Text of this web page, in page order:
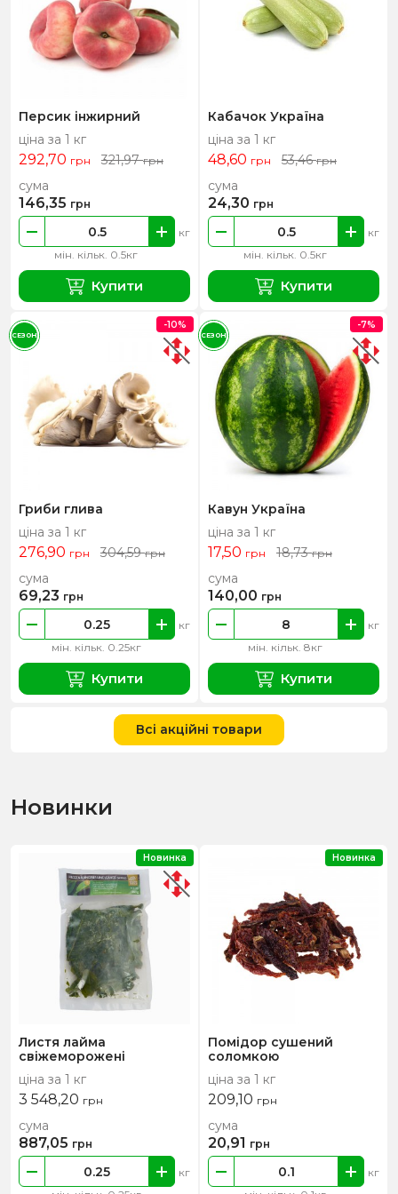
Персик інжирний
ціна за 1 кг
292,70 грн 321,97грн
мін. кільк. 0.5кг
кг
сума
146,35 грн
Купити
Кабачок Україна
ціна за 1 кг
48,60 грн 53,46грн
мін. кільк. 0.5кг
кг
сума
24,30 грн
Купити
Гриби глива
ціна за 1 кг
276,90 грн 304,59грн
мін. кільк. 0.25кг
кг
сума
69,23 грн
Купити
-10%
СЕЗОН
Кавун Україна
ціна за 1 кг
17,50 грн 18,73грн
мін. кільк. 8кг
кг
сума
140,00 грн
Купити
-7%
СЕЗОН
Всі акційні товари
Новинки
Листя лайма
свіжеморожені
ціна за 1 кг
3 548,20 грн
кг
сума
887,05 грн
Новинка
Помідор сушений
соломкою
ціна за 1 кг
209,10 грн
кг
сума
20,91 грн
Новинка